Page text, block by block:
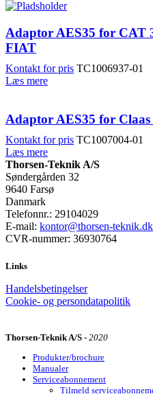
Adaptor AES35 for CAT
FIAT
Kontakt for pris TC1006937-01
Læs mere
Adaptor AES35 for Claas
Kontakt for pris TC1007004-01
Læs mere
Thorsen-Teknik A/S
Søndergården 32
9640 Farsø
Danmark
Telefonnr.: 29104029
E-mail: kontor@thorsen-teknik.dk
CVR-nummer: 36930764
Links
Handelsbetingelser
Cookie- og persondatapolitik
Thorsen-Teknik A/S - 2020
Produkter/brochure
Manualer
Serviceabonnement
Tilmeld